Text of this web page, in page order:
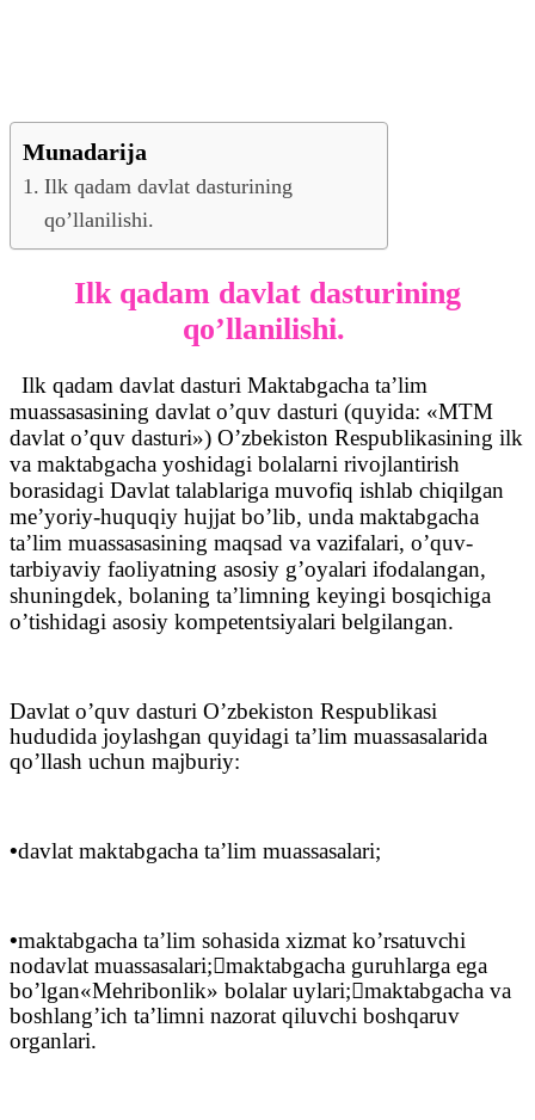
Munadarija
Ilk qadam davlat dasturining
qo’llanilishi.
Ilk qadam davlat dasturining
qo’llanilishi.
Ilk qadam davlat dasturi Maktabgacha ta’lim
muassasasining davlat o’quv dasturi (quyida: «MTM
davlat o’quv dasturi») O’zbekiston Respublikasining ilk
va maktabgacha yoshidagi bolalarni rivojlantirish
borasidagi Davlat talablariga muvofiq ishlab chiqilgan
me’yoriy-huquqiy hujjat bo’lib, unda maktabgacha
ta’lim muassasasining maqsad va vazifalari, o’quv-
tarbiyaviy faoliyatning asosiy g’oyalari ifodalangan,
shuningdek, bolaning ta’limning keyingi bosqichiga
o’tishidagi asosiy kompetentsiyalari belgilangan.
Davlat o’quv dasturi O’zbekiston Respublikasi
hududida joylashgan quyidagi ta’lim muassasalarida
qo’llash uchun majburiy:
•davlat maktabgacha ta’lim muassasalari;
•maktabgacha ta’lim sohasida xizmat ko’rsatuvchi
nodavlat muassasalari;maktabgacha guruhlarga ega
bo’lgan«Mehribonlik» bolalar uylari;maktabgacha va
boshlang’ich ta’limni nazorat qiluvchi boshqaruv
organlari.